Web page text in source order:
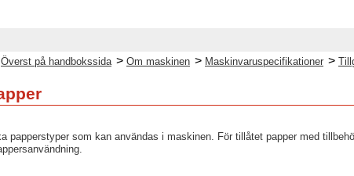
Överst på handbokssida > Om maskinen > Maskinvaruspecifikationer >
papperstyper som kan användas i maskinen. För tillåtet papper med